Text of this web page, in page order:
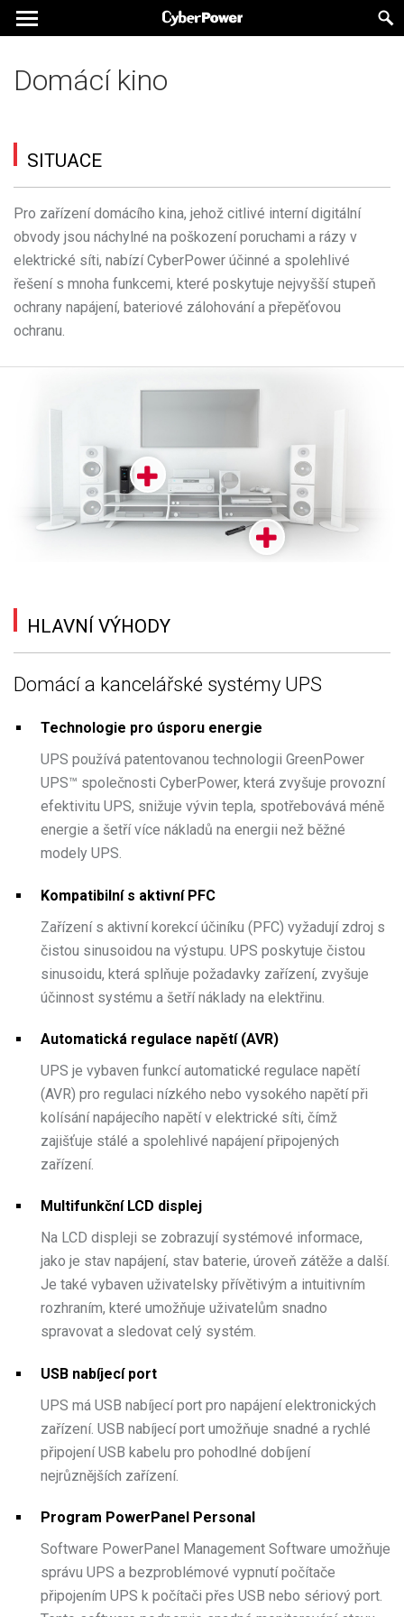
Domácí kino
SITUACE
Pro zařízení domácího kina, jehož citlivé interní digitální
obvody jsou náchylné na poškození poruchami a rázy v
elektrické síti, nabízí CyberPower účinné a spolehlivé
řešení s mnoha funkcemi, které poskytuje nejvyšší stupeň
ochrany napájení, bateriové zálohování a přepěťovou
ochranu.
HLAVNÍ VÝHODY
Domácí a kancelářské systémy UPS
Technologie pro úsporu energie
UPS používá patentovanou technologii GreenPower
UPS™ společnosti CyberPower, která zvyšuje provozní
efektivitu UPS, snižuje vývin tepla, spotřebovává méně
energie a šetří více nákladů na energii než běžné
modely UPS.
Kompatibilní s aktivní PFC
Zařízení s aktivní korekcí účiníku (PFC) vyžadují zdroj s
čistou sinusoidou na výstupu. UPS poskytuje čistou
sinusoidu, která splňuje požadavky zařízení, zvyšuje
účinnost systému a šetří náklady na elektřinu.
Automatická regulace napětí (AVR)
UPS je vybaven funkcí automatické regulace napětí
(AVR) pro regulaci nízkého nebo vysokého napětí při
kolísání napájecího napětí v elektrické síti, čímž
zajišťuje stálé a spolehlivé napájení připojených
zařízení.
Multifunkční LCD displej
Na LCD displeji se zobrazují systémové informace,
jako je stav napájení, stav baterie, úroveň zátěže a další.
Je také vybaven uživatelsky přívětivým a intuitivním
rozhraním, které umožňuje uživatelům snadno
spravovat a sledovat celý systém.
USB nabíjecí port
UPS má USB nabíjecí port pro napájení elektronických
zařízení. USB nabíjecí port umožňuje snadné a rychlé
připojení USB kabelu pro pohodlné dobíjení
nejrůznějších zařízení.
Program PowerPanel Personal
Software PowerPanel Management Software umožňuje
správu UPS a bezproblémové vypnutí počítače
připojením UPS k počítači přes USB nebo sériový port.